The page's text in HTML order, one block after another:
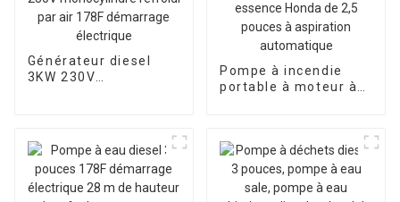
Générateur diesel
3KW 230V
Pompe à incendie
portable à moteur à